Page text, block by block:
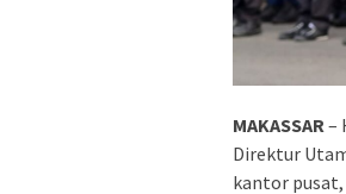
MAKASSAR–
Direktur
kantor pusat,